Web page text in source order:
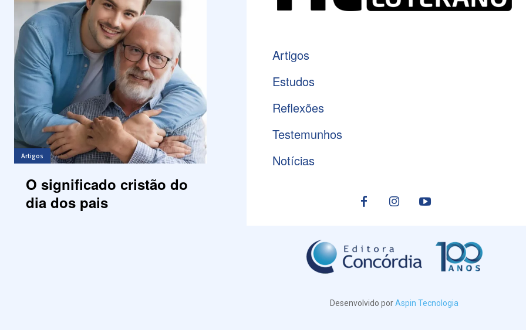
Artigos
O significado cristão do
dia dos pais
Artigos
Estudos
Reflexões
Testemunhos
Notícias
Desenvolvido porAspin Tecnologia